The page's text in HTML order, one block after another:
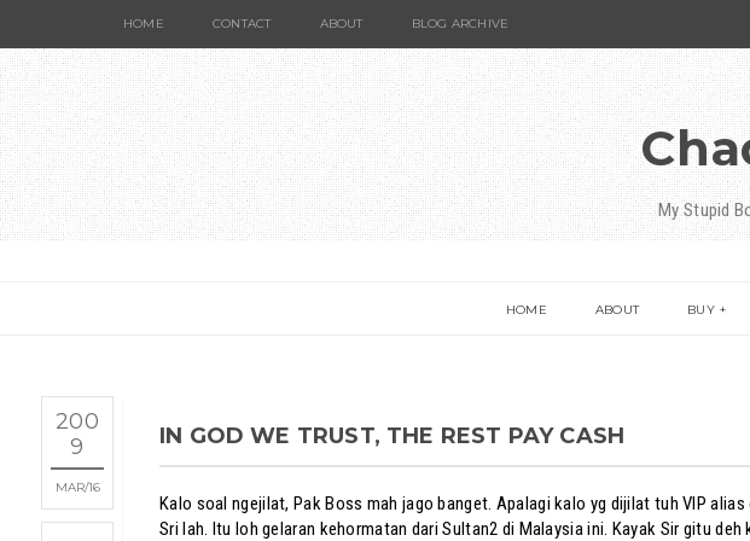
HOME CONTACT ABOUT BLOG ARCHIVE
My Stupid
HOME ABOUT BUY
200
9
MAR 16
IN GOD WE TRUST, THE REST PAY CASH
Kalo soal ngejilat, Pak Boss mah jago banget. Apalagi kalo yg dijilat tuh VIP alias
Sri lah. Itu loh gelaran kehormatan dari Sultan2 di Malaysia ini. Kayak Sir gitu deh